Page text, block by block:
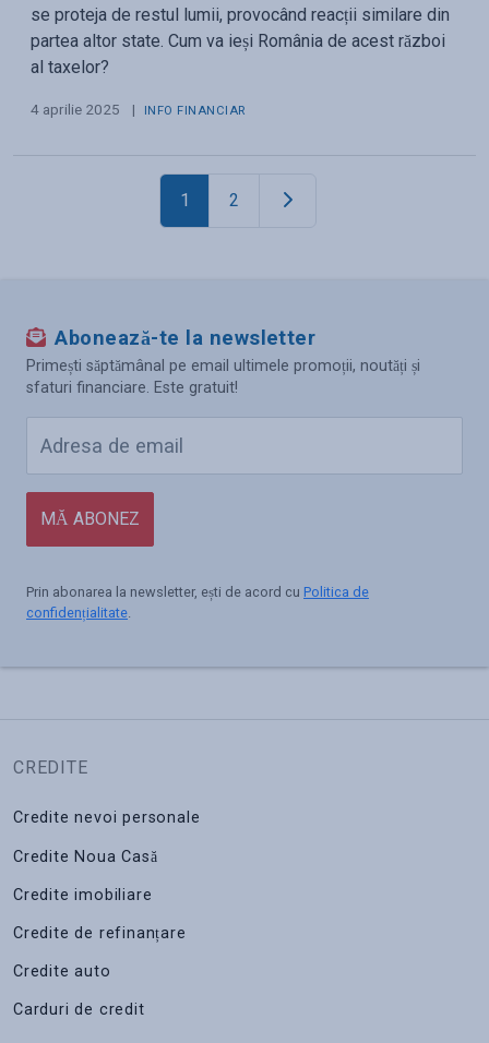
se proteja de restul lumii, provocând reacții similare din
partea altor state. Cum va ieși România de acest război
al taxelor?
4 aprilie 2025 | INFO FINANCIAR
1 2
Abonează-te la newsletter
Primești săptămânal pe email ultimele promoții, noutăți și
sfaturi financiare. Este gratuit!
MĂ ABONEZ
Prin abonarea la newsletter, ești de acord cu Politica de
confidențialitate
CREDITE
Credite nevoi personale
Credite Noua Casă
Credite imobiliare
Credite de refinanțare
Credite auto
Carduri de credit